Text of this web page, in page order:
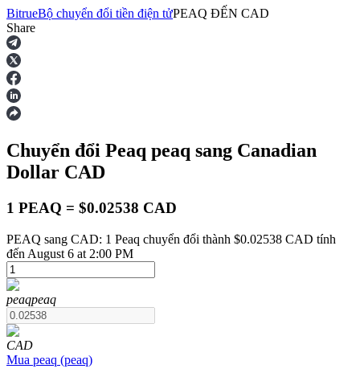
Hợp đồng tương lai
USDT Futures
BitrueBộ chuyển đổi tiền điện tửPEAQ ĐẾN CAD
Share
Chuyển đổi Peaq peaq sang Canadian
Dollar CAD
1 PEAQ = $0.02538 CAD
PEAQ sang CAD: 1 Peaq chuyển đổi thành $0.02538 CAD tính
đến August 6 at 2:00 PM
peaqpeaq
CAD
Mua peaq (peaq)